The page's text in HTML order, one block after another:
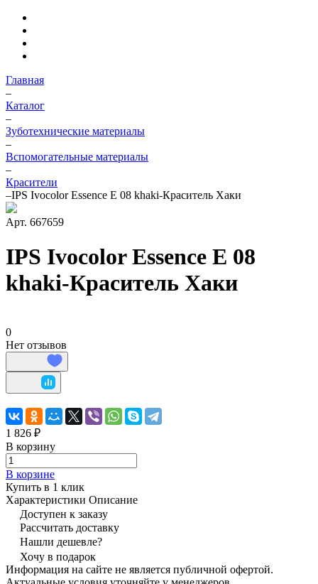
Главная
–
Каталог
–
Зуботехнические материалы
–
Вспомогательные материалы
–
Красители
–IPS Ivocolor Essence E 08 khaki-Краситель Хаки
Арт. 667659
IPS Ivocolor Essence E 08
khaki-Краситель Хаки
0
Нет отзывов
1 826 ₽
В корзину
В корзине
Купить в 1 клик
Характеристики Описание
Доступен к заказу
Рассчитать доставку
Нашли дешевле?
Хочу в подарок
Информация на сайте не является публичной офертой.